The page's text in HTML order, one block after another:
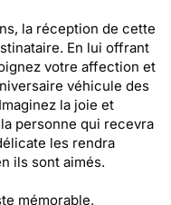
la réception de cette
En lui offrant
votre affection et
véhicule des
la joie et
personne qui recevra
les rendra
ils sont aimés.
mémorable,